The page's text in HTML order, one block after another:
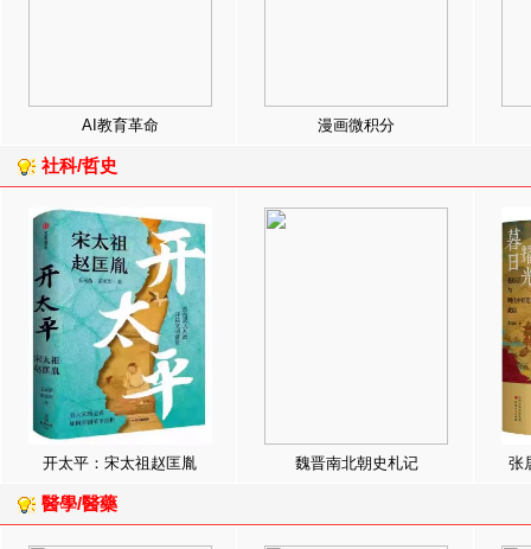
AI教育革命 漫画微积分
社科/哲史
开太平：宋太祖赵匡胤 魏晋南北朝史札记 张
醫學/醫藥